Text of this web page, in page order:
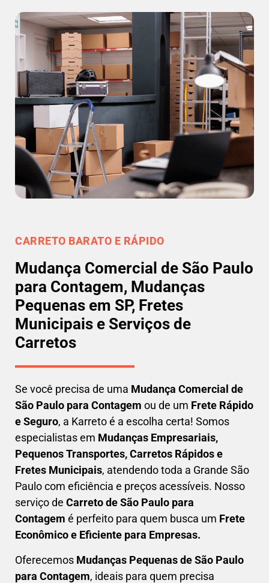
CARRETO BARATO E RÁPIDO
Mudança Comercial de São Paulo
para Contagem, Mudanças
Pequenas em SP, Fretes
Municipais e Serviços de
Carretos
Se você precisa de uma Mudança Comercial de
São Paulo para Contagem ou de um Frete Rápido
e Seguro, a Karreto é a escolha certa! Somos
especialistas em Mudanças Empresariais,
Pequenos Transportes, Carretos Rápidos e
Fretes Municipais, atendendo toda a Grande São
Paulo com eficiência e preços acessíveis. Nosso
serviço de Carretode São Paulo para
Contagem é perfeito para quem busca um Frete
Econômico e Eficiente para Empresas.
Oferecemos Mudanças Pequenasde São Paulo
para Contagem, ideais para quem precisa